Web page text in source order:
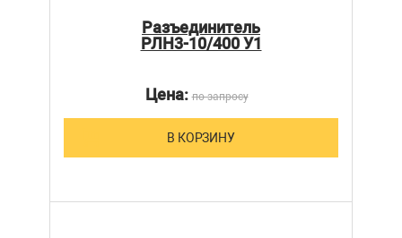
Разъединитель
РЛН3-10/400 У1
Цена:по запросу
В КОРЗИНУ